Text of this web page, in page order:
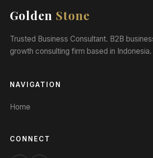
Golden Stone
Trusted Business Consultant. B2B
growth consulting firm based in Indonesia.
NAVIGATION
Home
CONNECT